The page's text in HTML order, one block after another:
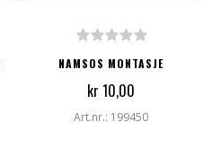
NAMSOS MONTASJE
kr 10,00
Art.nr.: 199450